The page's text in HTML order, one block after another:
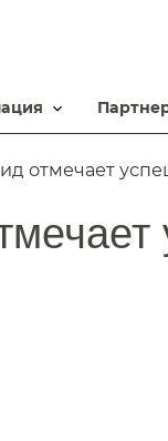
отмечает